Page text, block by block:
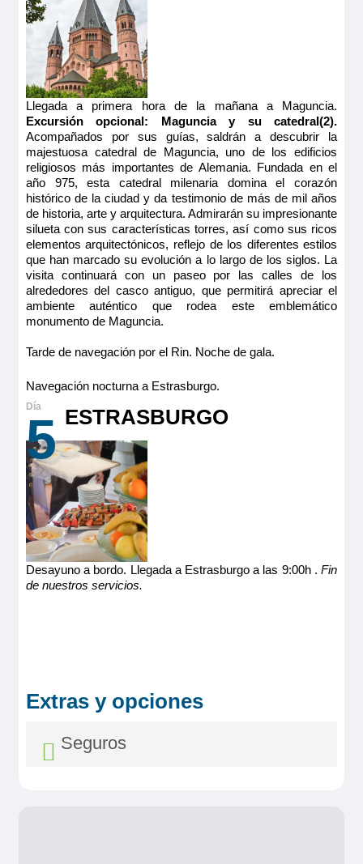
Llegada a primera hora de la mañana a Maguncia.
Excursión opcional: Maguncia y su catedral(2).
Acompañados por sus guías, saldrán a descubrir la
majestuosa catedral de Maguncia, uno de los edificios
religiosos más importantes de Alemania. Fundada en el
año 975, esta catedral milenaria domina el corazón
histórico de la ciudad y da testimonio de más de mil años
de historia, arte y arquitectura. Admirarán su impresionante
silueta con sus características torres, así como sus ricos
elementos arquitectónicos, reflejo de los diferentes estilos
que han marcado su evolución a lo largo de los siglos. La
visita continuará con un paseo por las calles de los
alrededores del casco antiguo, que permitirá apreciar el
ambiente auténtico que rodea este emblemático
monumento de Maguncia.
Tarde de navegación por el Rin. Noche de gala.
Navegación nocturna a Estrasburgo.
5 ESTRASBURGO
Desayuno a bordo. Llegada a Estrasburgo a las 9:00h .Fin
de nuestros servicios.
Extras y opciones
Seguros